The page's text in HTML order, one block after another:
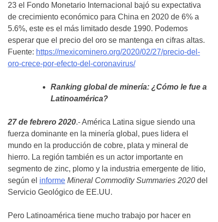
23 el Fondo Monetario Internacional bajó su expectativa
de crecimiento económico para China en 2020 de 6% a
5.6%, este es el más limitado desde 1990. Podemos
esperar que el precio del oro se mantenga en cifras altas.
Fuente: https://mexicominero.org/2020/02/27/precio-del-
oro-crece-por-efecto-del-coronavirus/
Ranking global de minería: ¿Cómo le fue a
Latinoamérica?
27 de febrero 2020.- América Latina sigue siendo una
fuerza dominante en la minería global, pues lidera el
mundo en la producción de cobre, plata y mineral de
hierro. La región también es un actor importante en
segmento de zinc, plomo y la industria emergente de litio,
según el informe Mineral Commodity Summaries 2020 del
Servicio Geológico de EE.UU.
Pero Latinoamérica tiene mucho trabajo por hacer en